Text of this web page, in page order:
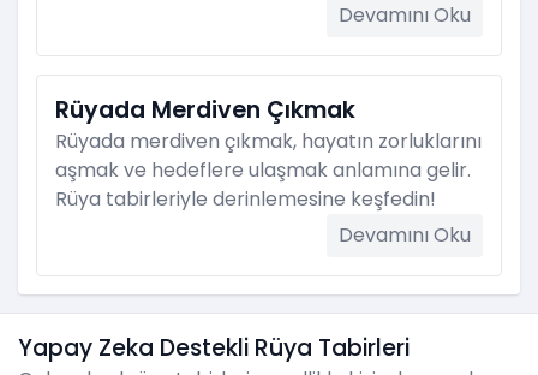
Devamını Oku
Rüyada Merdiven Çıkmak
Rüyada merdiven çıkmak, hayatın zorluklarını
aşmak ve hedeflere ulaşmak anlamına gelir.
Rüya tabirleriyle derinlemesine keşfedin!
Devamını Oku
Yapay Zeka Destekli Rüya Tabirleri